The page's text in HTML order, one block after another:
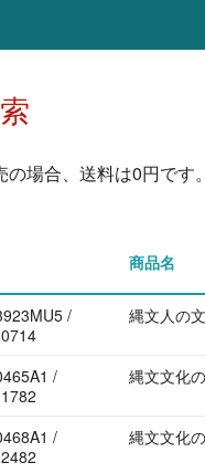
場合、送料は0円です。
商品名
/
縄文人の
/
縄文文化
/
縄文文化